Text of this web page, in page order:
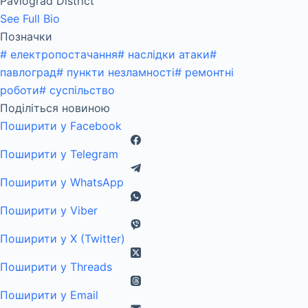
See Full Bio
Позначки
# електропостачання# наслідки атаки#
павлоград# пункти незламності# ремонтні
роботи# суспільство
Поділіться новиною
Поширити у Facebook
Поширити у Telegram
Поширити у WhatsApp
Поширити у Viber
Поширити у X (Twitter)
Поширити у Threads
Поширити у Email